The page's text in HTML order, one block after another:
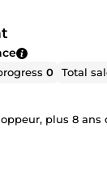
0 Total
plus 8